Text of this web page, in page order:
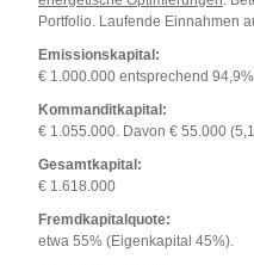
Portfolio. Laufende Einnahmen
Emissionskapital:
€ 1.000.000 entsprechend
Kommanditkapital:
€ 1.055.000. Davon € 55.000
Gesamtkapital:
€ 1.618.000
Fremdkapitalquote:
etwa 55% (Eigenkapital 45%).